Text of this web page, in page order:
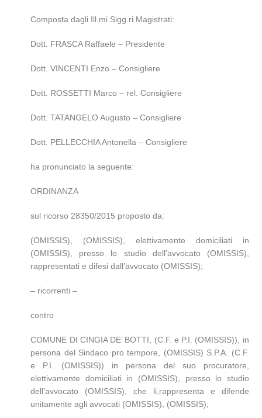
Composta dagli Ill.mi Sigg.ri Magistrati:
Dott. FRASCA Raffaele – Presidente
Dott. VINCENTI Enzo – Consigliere
Dott. ROSSETTI Marco – rel. Consigliere
Dott. TATANGELO Augusto – Consigliere
Dott. PELLECCHIA Antonella – Consigliere
ha pronunciato la seguente:
ORDINANZA
sul ricorso 28350/2015 proposto da:
(OMISSIS), (OMISSIS), elettivamente domiciliati in
(OMISSIS), presso lo studio dell’avvocato (OMISSIS),
rappresentati e difesi dall’avvocato (OMISSIS);
– ricorrenti –
contro
COMUNE DI CINGIA DE’ BOTTI, (C.F. e P.I. (OMISSIS)), in
persona del Sindaco pro tempore, (OMISSIS) S.P.A. (C.F.
e P.I. (OMISSIS)) in persona del suo procuratore,
elettivamente domiciliati in (OMISSIS), presso lo studio
dell’avvocato (OMISSIS), che li,rappresenta e difende
unitamente agli avvocati (OMISSIS), (OMISSIS);